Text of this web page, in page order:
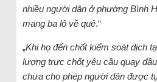
nhiều người dân ở phường Bình
mang ba lô về quê.“
„Khi họ đến chốt kiểm soát dịch
lượng trực chốt yêu cầu quay
chưa cho phép người dân được